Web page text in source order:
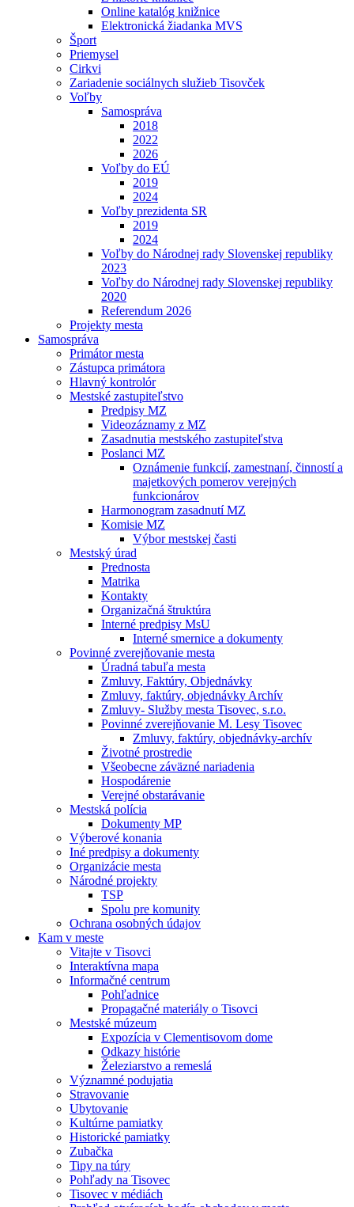
Online katalóg knižnice
Elektronická žiadanka MVS
Šport
Priemysel
Cirkvi
Zariadenie sociálnych služieb Tisovček
Voľby
Samospráva
2018
2022
2026
Voľby do EÚ
2019
2024
Voľby prezidenta SR
2019
2024
Voľby do Národnej rady Slovenskej republiky
2023
Voľby do Národnej rady Slovenskej republiky
2020
Referendum 2026
Projekty mesta
Samospráva
Primátor mesta
Zástupca primátora
Hlavný kontrolór
Mestské zastupiteľstvo
Predpisy MZ
Videozáznamy z MZ
Zasadnutia mestského zastupiteľstva
Poslanci MZ
Oznámenie funkcií, zamestnaní, činností a
majetkových pomerov verejných
funkcionárov
Harmonogram zasadnutí MZ
Komisie MZ
Výbor mestskej časti
Mestský úrad
Prednosta
Matrika
Kontakty
Organizačná štruktúra
Interné predpisy MsU
Interné smernice a dokumenty
Povinné zverejňovanie mesta
Úradná tabuľa mesta
Zmluvy, Faktúry, Objednávky
Zmluvy, faktúry, objednávky Archív
Zmluvy- Služby mesta Tisovec, s.r.o.
Povinné zverejňovanie M. Lesy Tisovec
Zmluvy, faktúry, objednávky-archív
Životné prostredie
Všeobecne záväzné nariadenia
Hospodárenie
Verejné obstarávanie
Mestská polícia
Dokumenty MP
Výberové konania
Iné predpisy a dokumenty
Organizácie mesta
Národné projekty
TSP
Spolu pre komunity
Ochrana osobných údajov
Kam v meste
Vitajte v Tisovci
Interaktívna mapa
Informačné centrum
Pohľadnice
Propagačné materiály o Tisovci
Mestské múzeum
Expozícia v Clementisovom dome
Odkazy histórie
Železiarstvo a remeslá
Významné podujatia
Stravovanie
Ubytovanie
Kultúrne pamiatky
Historické pamiatky
Zubačka
Tipy na túry
Pohľady na Tisovec
Tisovec v médiách